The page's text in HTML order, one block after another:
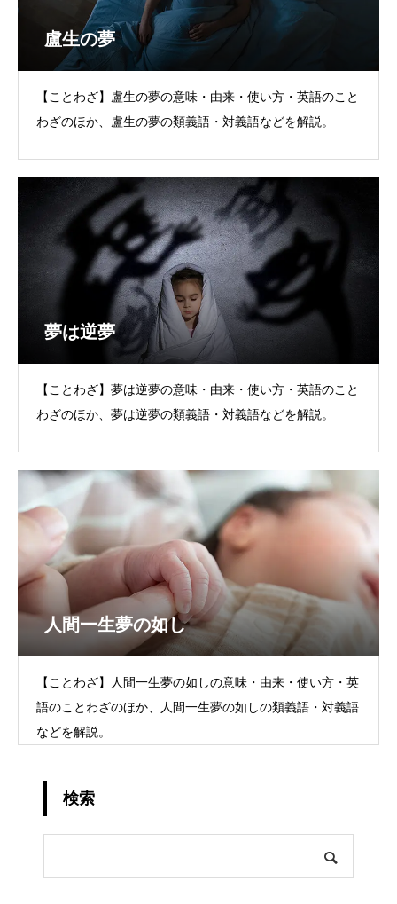
盧生の夢
【ことわざ】盧生の夢の意味・由来・使い方・英語のこと
わざのほか、盧生の夢の類義語・対義語などを解説。
夢は逆夢
【ことわざ】夢は逆夢の意味・由来・使い方・英語のこと
わざのほか、夢は逆夢の類義語・対義語などを解説。
人間一生夢の如し
【ことわざ】人間一生夢の如しの意味・由来・使い方・英
語のことわざのほか、人間一生夢の如しの類義語・対義語
などを解説。
検索